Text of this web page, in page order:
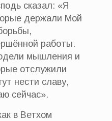
сказал: «Я
держали Мой
работы.
мышления и
отслужили
нести славу,
сейчас».
в Ветхом